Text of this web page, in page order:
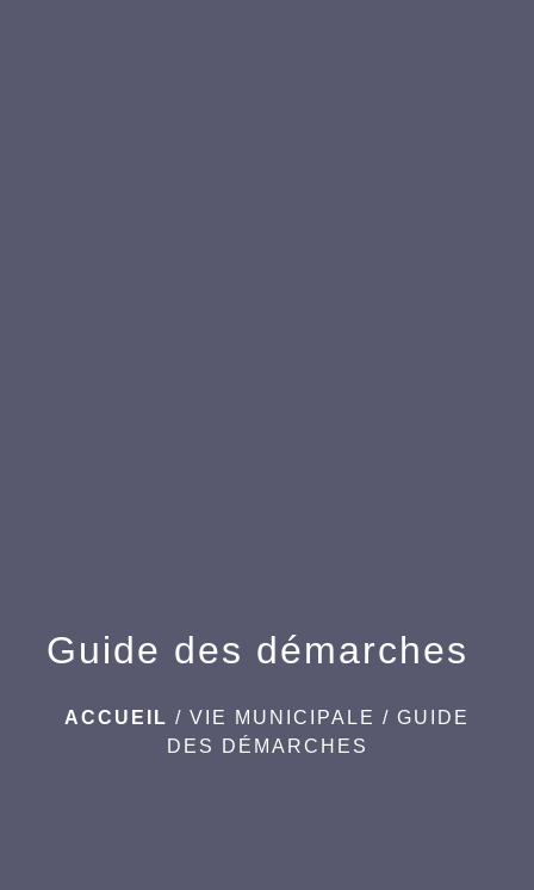
Guide des démarches
ACCUEIL / VIE MUNICIPALE / GUIDE
DES DÉMARCHES